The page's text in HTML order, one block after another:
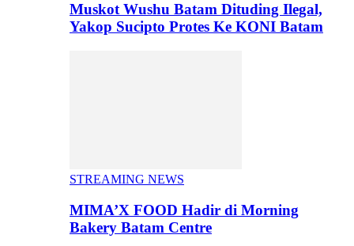
Muskot Wushu Batam Dituding Ilegal,
Yakop Sucipto Protes Ke KONI Batam
STREAMING NEWS
MIMA’X FOOD Hadir di Morning
Bakery Batam Centre